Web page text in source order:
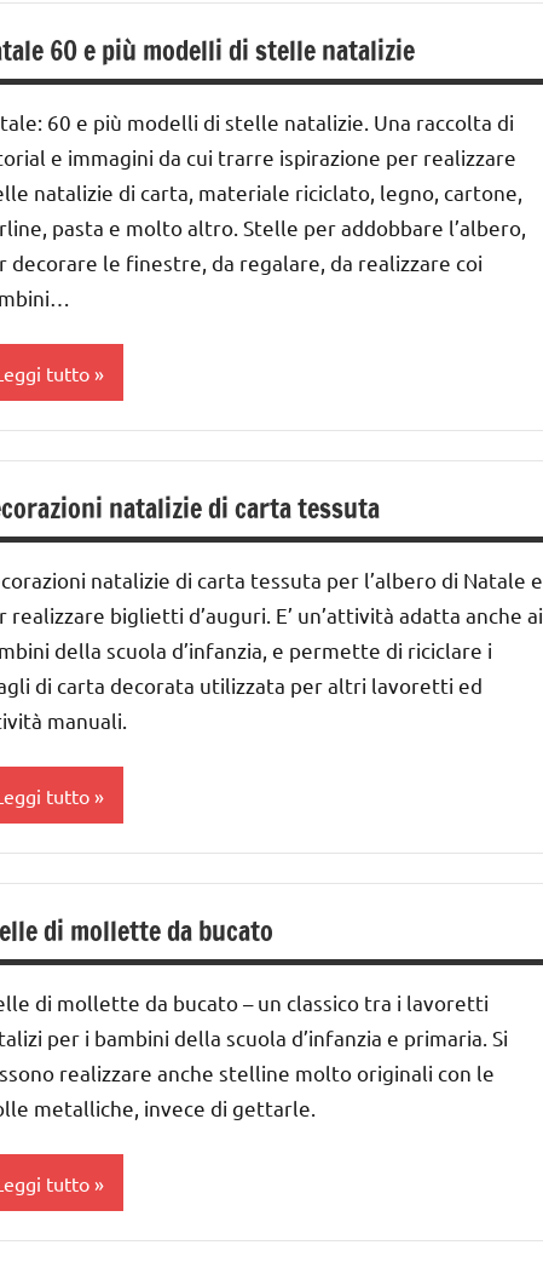
ai
natalizie
links
GLI
ETA'
60 e più modelli di stelle natalizie
60 e più modelli di stelle natalizie. Una raccolta di
e immagini da cui trarre ispirazione per realizzare
natalizie di carta, materiale riciclato, legno, cartone,
pasta e molto altro. Stelle per addobbare l’albero,
decorare le finestre, da regalare, da realizzare coi
tutto
5a
ai
natalizie di carta tessuta
natalizie di carta tessuta per l’albero di Natale e
realizzare biglietti d’auguri. E’ un’attività adatta anche ai
della scuola d’infanzia, e permette di riciclare i
di carta decorata utilizzata per altri lavoretti ed
manuali.
tutto
ai
di mollette da bucato
di mollette da bucato – un classico tra i lavoretti
per i bambini della scuola d’infanzia e primaria. Si
realizzare anche stelline molto originali con le
metalliche, invece di gettarle.
tutto